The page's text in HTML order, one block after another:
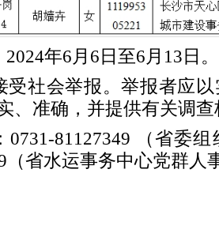
年6月6日至6月13日。
受社会举报。举报者应
、准确，并提供有关调
0731-81127349 （省委
（省水运事务中心党群人